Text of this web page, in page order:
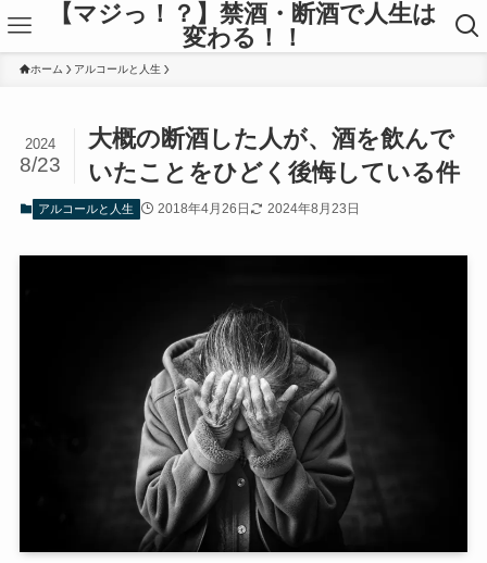
【マジっ！？】禁酒・断酒で人生は
変わる！！
ホーム アルコールと人生
大概の断酒した人が、酒を飲んで
いたことをひどく後悔している件
2024
8/23
アルコールと人生 2018年4月26日 2024年8月23日